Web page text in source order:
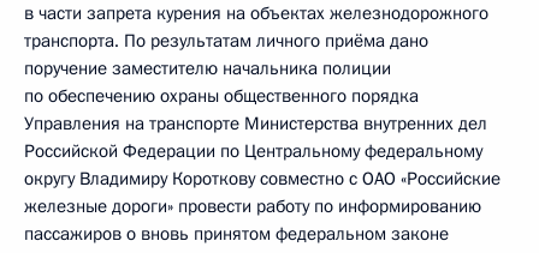
в части запрета курения на объектах железнодорожного
транспорта. По результатам личного приёма дано
поручение заместителю начальника полиции
по обеспечению охраны общественного порядка
Управления на транспорте Министерства внутренних дел
Российской Федерации по Центральному федеральному
округу Владимиру Короткову совместно с ОАО «Российские
железные дороги» провести работу по информированию
пассажиров о вновь принятом федеральном законе